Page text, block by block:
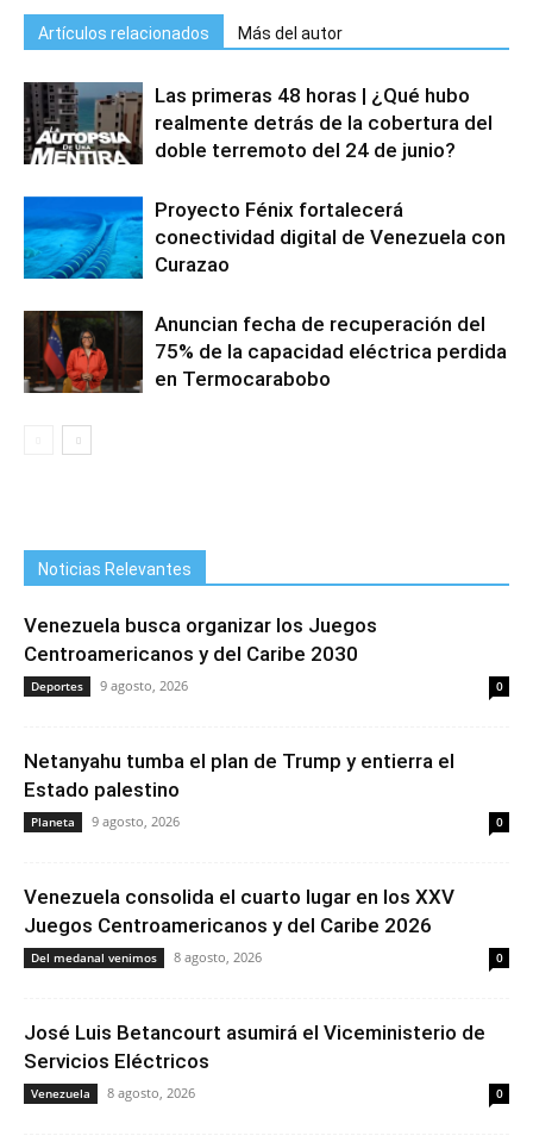
Artículos relacionados Más del autor
Las primeras 48 horas | ¿Qué hubo
realmente detrás de la cobertura del
doble terremoto del 24 de junio?
Proyecto Fénix fortalecerá
conectividad digital de Venezuela con
Curazao
Anuncian fecha de recuperación del
75% de la capacidad eléctrica perdida
en Termocarabobo
Noticias Relevantes
Venezuela busca organizar los Juegos
Centroamericanos y del Caribe 2030
Deportes 9 agosto, 2026 0
Netanyahu tumba el plan de Trump y entierra el
Estado palestino
Planeta 9 agosto, 2026 0
Venezuela consolida el cuarto lugar en los XXV
Juegos Centroamericanos y del Caribe 2026
Del medanal venimos 8 agosto, 2026 0
José Luis Betancourt asumirá el Viceministerio de
Servicios Eléctricos
Venezuela 8 agosto, 2026 0